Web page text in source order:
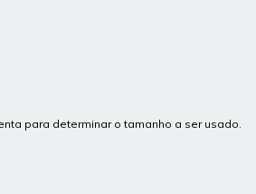
para determinar o tamanho a ser usado.